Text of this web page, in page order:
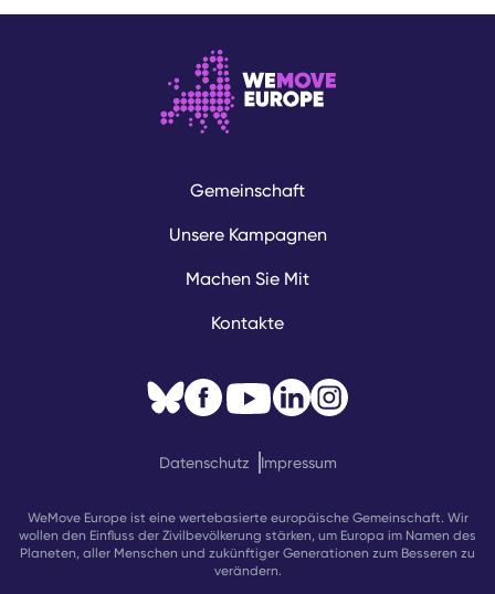
Gemeinschaft
Unsere Kampagnen
Machen Sie Mit
Kontakte
WeMove Europe ist eine wertebasierte europäische Gemeinschaft. Wir
wollen den Einfluss der Zivilbevölkerung stärken, um Europa im Namen des
Planeten, aller Menschen und zukünftiger Generationen zum Besseren zu
verändern.
Datenschutz Impressum